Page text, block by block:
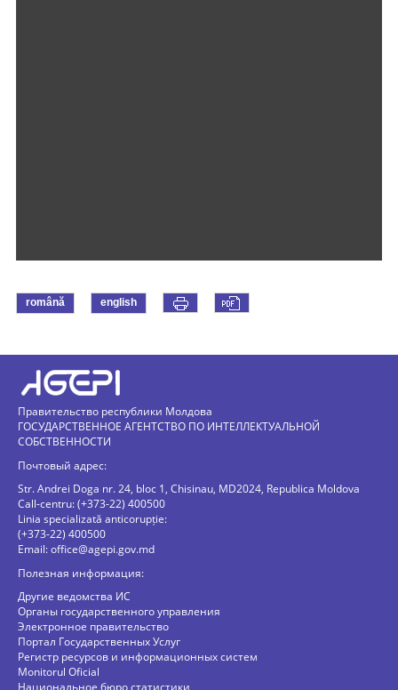
română english
Правительство республики Молдова
ГОСУДАРСТВЕННОЕ АГЕНТСТВО ПО ИНТЕЛЛЕКТУАЛЬНОЙ
СОБСТВЕННОСТИ
Почтовый адрес:
Str. Andrei Doga nr. 24, bloc 1, Chisinau, MD2024, Republica Moldova
Call-centru: (+373-22) 400500
Linia specializată anticorupție:
(+373-22) 400500
Email:office@agepi.gov.md
Полезная информация:
Другие ведомства ИС
Органы государственного управления
Электронное правительство
Портал Государственных Услуг
Регистр ресурсов и информационных систем
Monitorul Oficial
Национальное бюро статистики